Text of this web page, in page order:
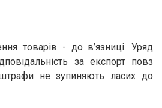
товарів - до в’язниці. Уряд
за експорт повз
не зупиняють ласих до